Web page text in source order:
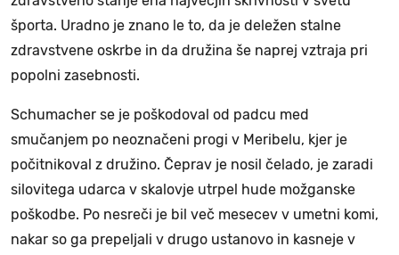
športa. Uradno je znano le to, da je deležen stalne
zdravstvene oskrbe in da družina še naprej vztraja pri
popolni zasebnosti.
Schumacher se je poškodoval od padcu med
smučanjem po neoznačeni progi v Meribelu, kjer je
počitnikoval z družino. Čeprav je nosil čelado, je zaradi
silovitega udarca v skalovje utrpel hude možganske
poškodbe. Po nesreči je bil več mesecev v umetni komi,
nakar so ga prepeljali v drugo ustanovo in kasneje v